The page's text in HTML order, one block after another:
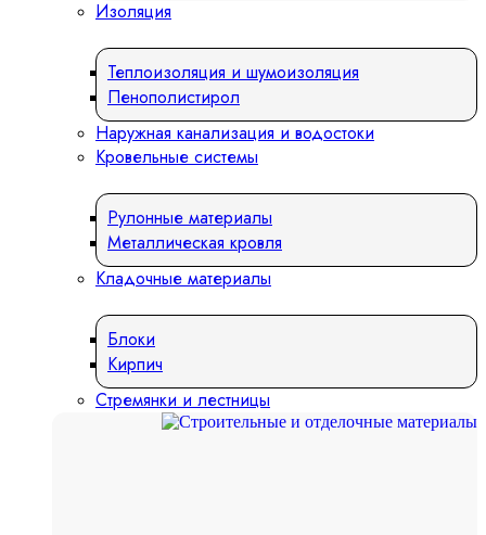
Изоляция
Теплоизоляция и шумоизоляция
Пенополистирол
Наружная канализация и водостоки
Кровельные системы
Рулонные материалы
Металлическая кровля
Кладочные материалы
Блоки
Кирпич
Стремянки и лестницы